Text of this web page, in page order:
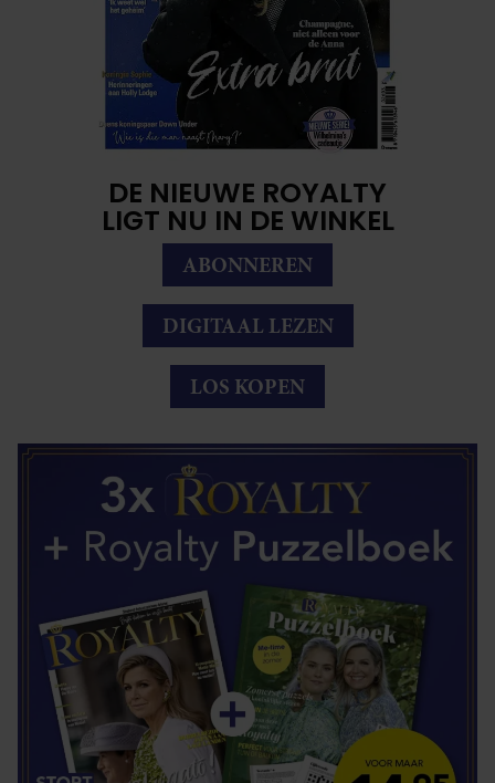
DE NIEUWE ROYALTY
LIGT NU IN DE WINKEL
ABONNEREN
DIGITAAL LEZEN
LOS KOPEN